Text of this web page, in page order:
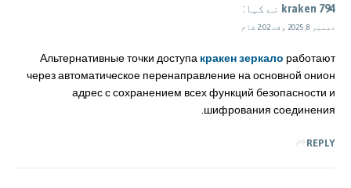
kraken 794 نے کہا:
دسمبر 8, 2025 وقت 2:02 شام
Альтернативные точки доступа кракен зеркало работают
через автоматическое перенаправление на основной онион
адрес с сохранением всех функций безопасности и
шифрования соединения.
REPLY